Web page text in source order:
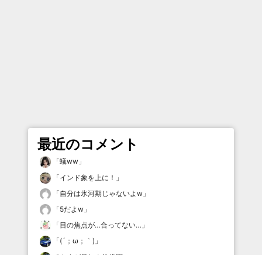
最近のコメント
「蟻ww 」
「インド象を上に！ 」
「自分は氷河期じゃないよw 」
「5だよw 」
「目の焦点が…合ってない… 」
「(´；ω；｀) 」